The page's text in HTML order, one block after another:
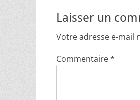
Laisser un
Votre adresse e-mail
Commentaire*